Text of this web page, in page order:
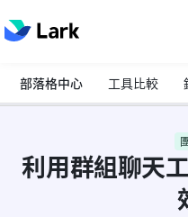
部落格中心 工具比較
利用群組聊天